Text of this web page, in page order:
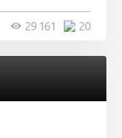
20
29 161